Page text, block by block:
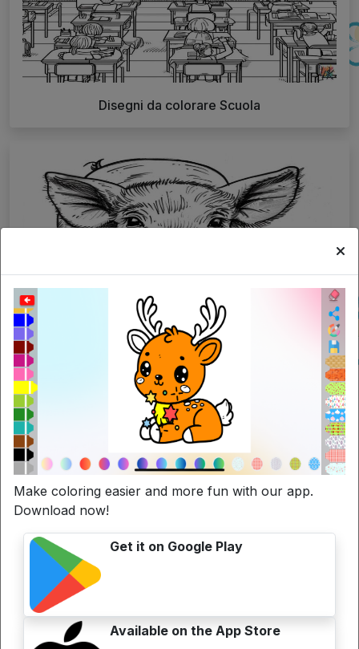
Disegni da colorare Scuola
Disegni da colorare Maiale
Disegni da colorare Vegeta
Make coloring easier and more fun with our app.
Download now!
Get it on Google Play
Available on the App Store